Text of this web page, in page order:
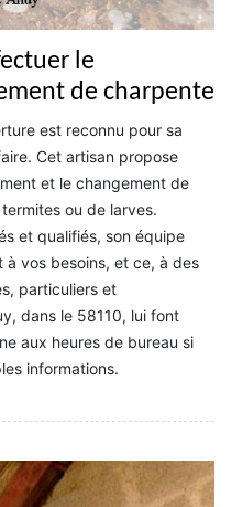
le
de charpente
est reconnu pour sa
Cet artisan propose
et le changement de
ou de larves.
et qualifiés, son équipe
vos besoins, et ce, à des
particuliers et
dans le 58110, lui font
aux heures de bureau si
informations.